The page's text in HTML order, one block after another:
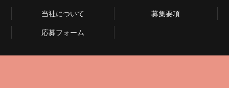
当社について
募集要項
応募フォーム